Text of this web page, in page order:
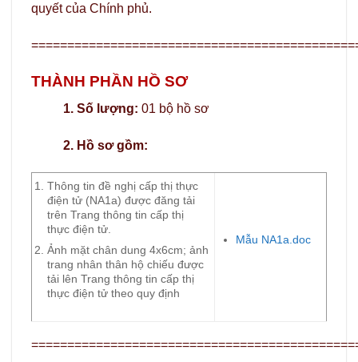
quyết của Chính phủ.
THÀNH PHẦN HỒ SƠ
1. Số lượng: 01 bộ hồ sơ
2. Hồ sơ gồm:
Thông tin đề nghị cấp thị thực
điện tử (NA1a) được đăng tải
trên Trang thông tin cấp thị
thực điện tử.
Ảnh mặt chân dung 4x6cm; ảnh
trang nhân thân hộ chiếu được
tải lên Trang thông tin cấp thị
thực điện tử theo quy định
Mẫu NA1a.doc